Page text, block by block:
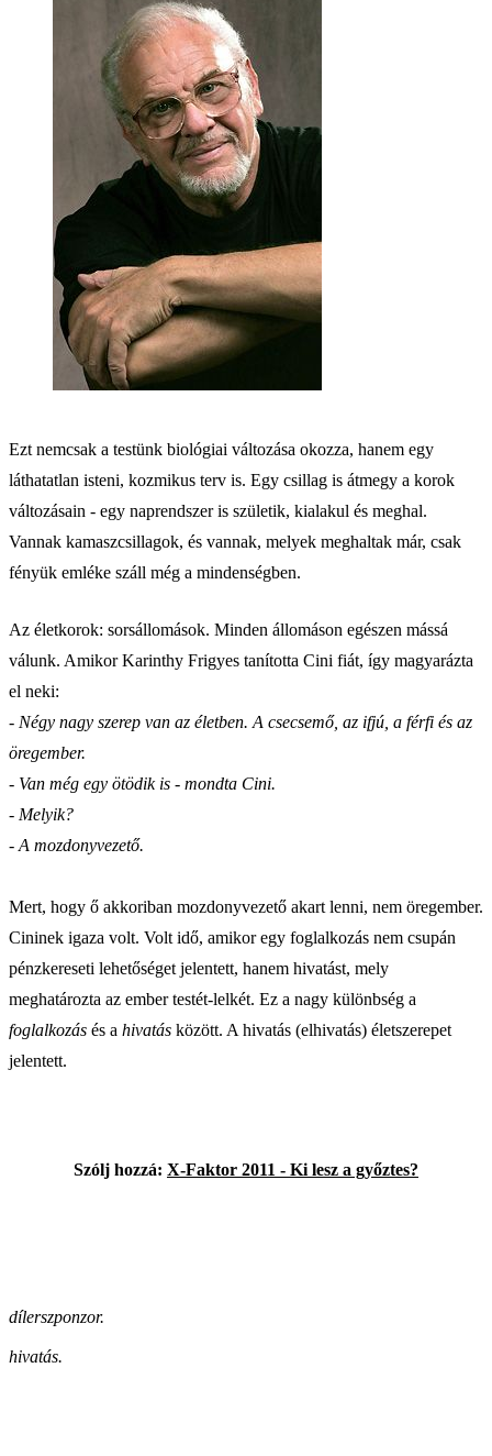
Ezt nemcsak a testünk biológiai változása okozza, hanem egy
láthatatlan isteni, kozmikus terv is. Egy csillag is átmegy a korok
változásain - egy naprendszer is születik, kialakul és meghal.
Vannak kamaszcsillagok, és vannak, melyek meghaltak már, csak
fényük emléke száll még a mindenségben.
Az életkorok: sorsállomások. Minden állomáson egészen mássá
válunk. Amikor Karinthy Frigyes tanította Cini fiát, így magyarázta
el neki:
- Négy nagy szerep van az életben. A csecsemő, az ifjú, a férfi és az
öregember.
- Van még egy ötödik is - mondta Cini.
- Melyik?
- A mozdonyvezető.
Mert, hogy ő akkoriban mozdonyvezető akart lenni, nem öregember.
Cininek igaza volt. Volt idő, amikor egy foglalkozás nem csupán
pénzkereseti lehetőséget jelentett, hanem hivatást, mely
meghatározta az ember testét-lelkét. Ez a nagy különbség a
foglalkozás és a hivatás között. A hivatás (elhivatás) életszerepet
jelentett.
Szólj hozzá: X-Faktor 2011 - Ki lesz a győztes?
dílerszponzor.
hivatás.